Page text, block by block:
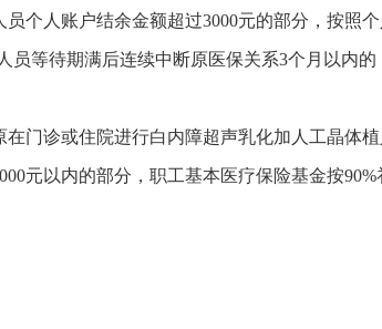
人账户结余金额超过3000元的部分，按照
员等待期满后连续中断原医保关系3个月以内
诊或住院进行白内障超声乳化加人工晶体
元以内的部分，职工基本医疗保险基金按90%